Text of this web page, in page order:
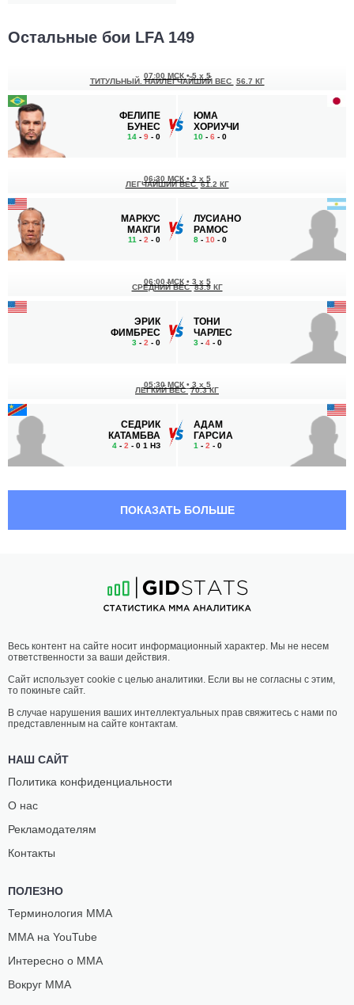
Остальные бои LFA 149
ФЕЛИПЕ
БУНЕС
14 - 9 - 0
07:00 МСК •5 x 5
ТИТУЛЬНЫЙ. НАИЛЕГЧАЙШИЙ ВЕС 56.7 КГ
ЮМА
ХОРИУЧИ
10 - 6 - 0
МАРКУС
МАКГИ
11 - 2 - 0
06:30 МСК • 3 x 5
ЛЕГЧАЙШИЙ ВЕС 61.2 КГ
ЛУСИАНО
РАМОС
8 - 10 - 0
ЭРИК
ФИМБРЕС
3 - 2 - 0
06:00 МСК • 3 x 5
СРЕДНИЙ ВЕС 83.9 КГ
ТОНИ
ЧАРЛЕС
3 - 4 - 0
СЕДРИК
КАТАМБВА
4 - 2 - 0 1 НЗ
05:30 МСК • 3 x 5
ЛЕГКИЙ ВЕС 70.3 КГ
АДАМ
ГАРСИА
1 - 2 - 0
ПОКАЗАТЬ БОЛЬШЕ
Весь контент на сайте носит информационный характер. Мы не несем
ответственности за ваши действия.
Сайт использует cookie с целью аналитики. Если вы не согласны с этим,
то покиньте сайт.
В случае нарушения ваших интеллектуальных прав свяжитесь с нами по
представленным на сайте контактам.
НАШ САЙТ
Политика конфиденциальности
О нас
Рекламодателям
Контакты
ПОЛЕЗНО
Терминология ММА
ММА на YouTube
Интересно о ММА
Вокруг ММА